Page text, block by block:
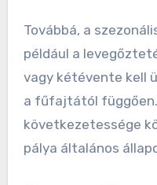
Továbbá, a
például a
vagy kétévente kell
a fűfajtától
következetessége
pálya általános